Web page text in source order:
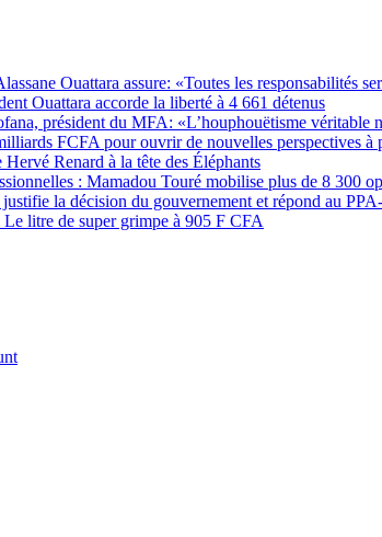
Ouattara assure: «Toutes les responsabilités
Ouattara accorde la liberté à 4 661 détenus
président du MFA: «L’houphouëtisme véritable
FCFA pour ouvrir de nouvelles perspectives à
Renard à la tête des Éléphants
: Mamadou Touré mobilise plus de 8 300
la décision du gouvernement et répond au
litre de super grimpe à 905 F CFA